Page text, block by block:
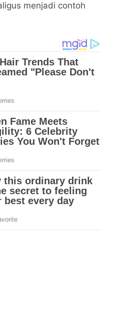
menjadi contoh